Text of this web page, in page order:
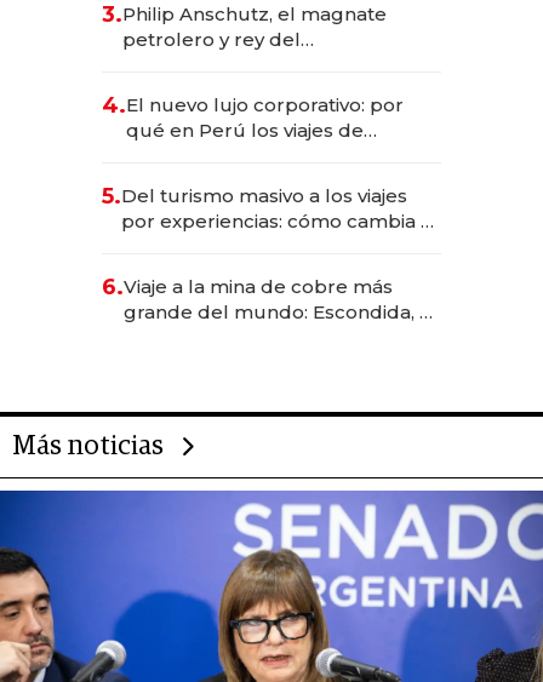
3.Philip Anschutz, el magnate
petrolero y rey del
Fénix
4.El nuevo lujo corporativo: por
qué en Perú los viajes de
transformadoras
5.Del turismo masivo a los viajes
por experiencias: cómo cambia el
6.Viaje a la mina de cobre más
grande del mundo: Escondida, el
Más noticias